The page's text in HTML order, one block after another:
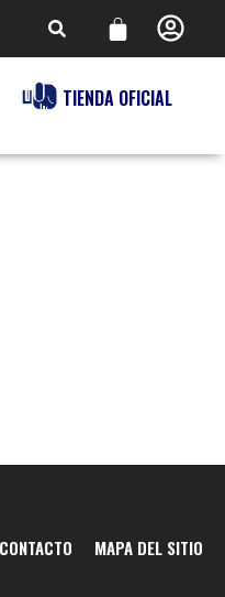
TIENDA OFICIAL
CONTACTO MAPA DEL SITIO